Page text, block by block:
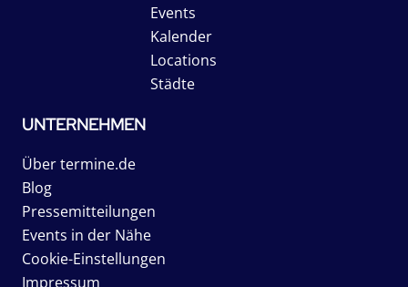
Events
Kalender
Locations
Städte
UNTERNEHMEN
Über termine.de
Blog
Pressemitteilungen
Events in der Nähe
Cookie-Einstellungen
Impressum